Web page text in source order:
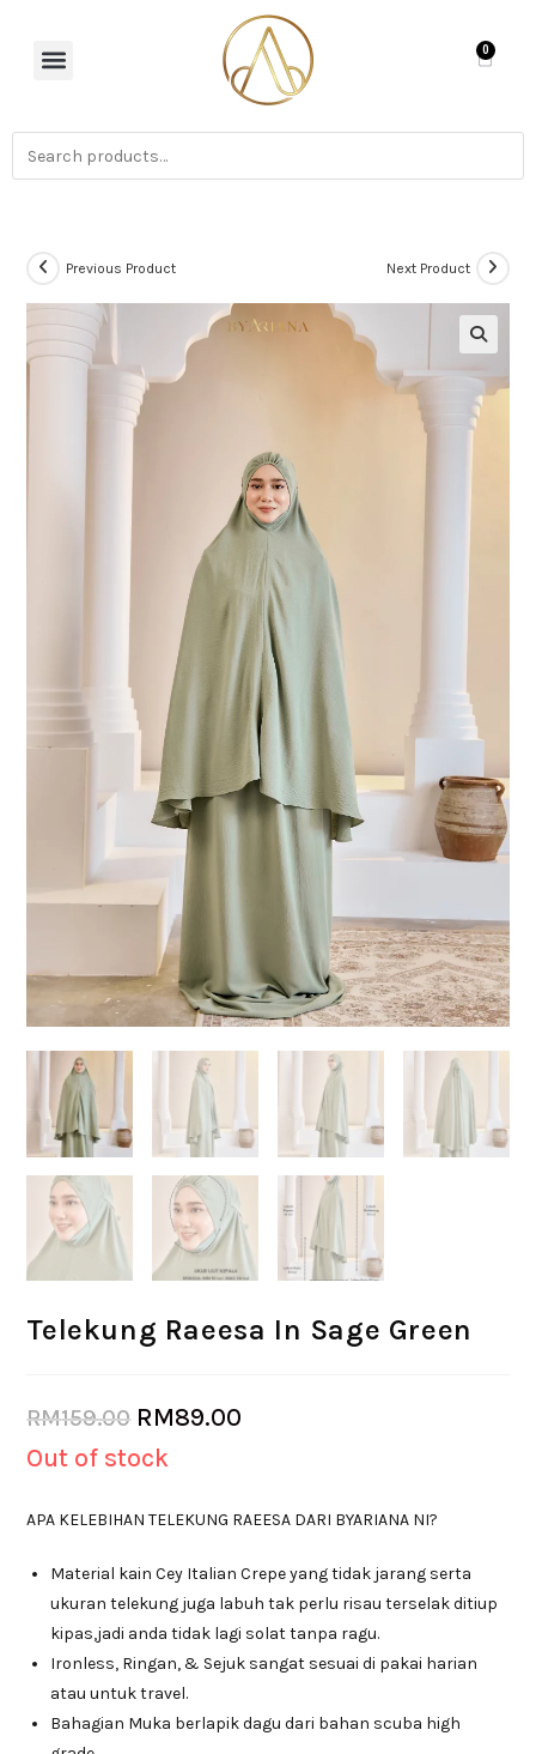
0
Previous Product Next Product
Telekung Raeesa In Sage Green
RM159.00 RM89.00
Out of stock
APA KELEBIHAN TELEKUNG RAEESA DARI BYARIANA NI?
Material kain Cey Italian Crepe yang tidak jarang serta
ukuran telekung juga labuh tak perlu risau terselak ditiup
kipas,jadi anda tidak lagi solat tanpa ragu.
Ironless, Ringan, & Sejuk sangat sesuai di pakai harian
atau untuk travel.
Bahagian Muka berlapik dagu dari bahan scuba high